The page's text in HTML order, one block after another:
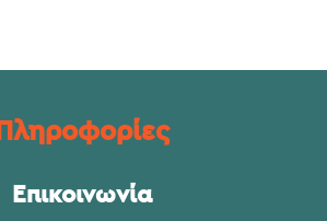
Πληροφορίες
Επικοινωνία